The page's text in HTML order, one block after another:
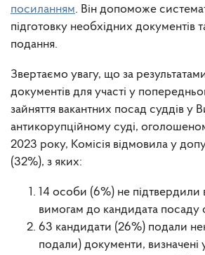
посиланням. Він допоможе
підготовку необхідних документів
подання.
Звертаємо увагу, що за
документів для участі у
зайняття вакантних посад суддів у
антикорупційному суді,
2023 року, Комісія відмовила у
(32%), з яких:
14 особи (6%) не підтвердили
вимогам до кандидата посаду
63 кандидати (26%) подали
подали) документи,